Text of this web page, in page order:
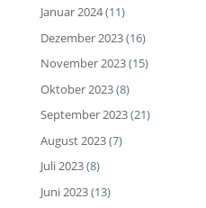
Januar 2024(11)
Dezember 2023(16)
November 2023(15)
Oktober 2023(8)
September 2023(21)
August 2023(7)
Juli 2023(8)
Juni 2023(13)